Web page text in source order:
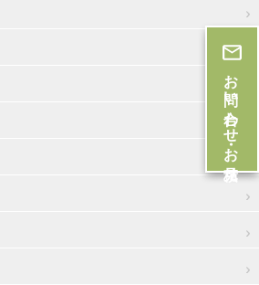
お問い合わせ・お見積